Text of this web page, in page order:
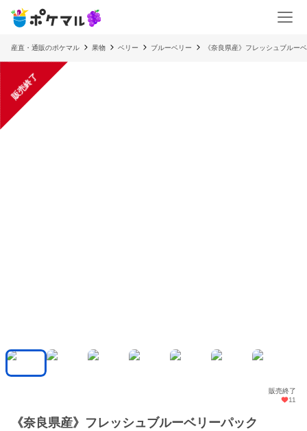
産直・通販のポケマル 果物 ベリー ブルーベリー 《奈良県産》フレッシュブルー
販売終了
販売終了
11
《奈良県産》フレッシュブルーベリーパック